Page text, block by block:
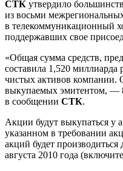
СТК утвердило
из воcьми
в телекоммуникационный
поддержавших свое
«Общая сумма средств,
составила 1,520 миллиарда
чистых активов компании.
выкупаемых эмитентом, —
в сообщении СТК.
Акции будут выкупаться у
указанном в требовании
акций будет
августа 2010 года